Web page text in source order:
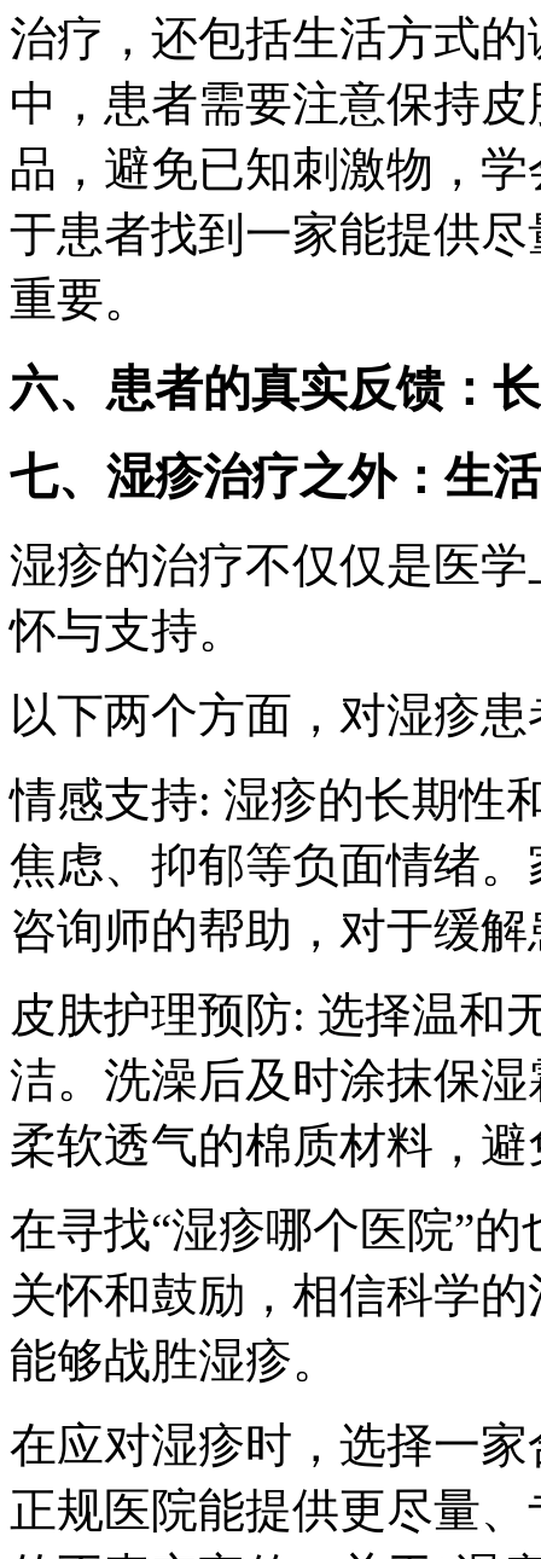
治疗，还包括生活方式
中，患者需要注意保持
品，避免已知刺激物，
于患者找到一家能提供
重要。
六、患者的真实反馈：
七、湿疹治疗之外：生
湿疹的治疗不仅仅是医
怀与支持。
以下两个方面，对湿疹
情感支持: 湿疹的长期性
焦虑、抑郁等负面情绪
咨询师的帮助，对于缓
皮肤护理预防: 选择温和
洁。洗澡后及时涂抹保
柔软透气的棉质材料，
在寻找“湿疹哪个医院”
关怀和鼓励，相信科学
能够战胜湿疹。
在应对湿疹时，选择一
正规医院能提供更尽量